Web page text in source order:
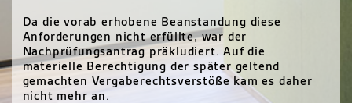
Da die vorab erhobene Beanstandung diese
Anforderungen nicht erfüllte, war der
Nachprüfungsantrag präkludiert. Auf die
materielle Berechtigung der später geltend
gemachten Vergaberechtsverstöße kam es daher
nicht mehr an.